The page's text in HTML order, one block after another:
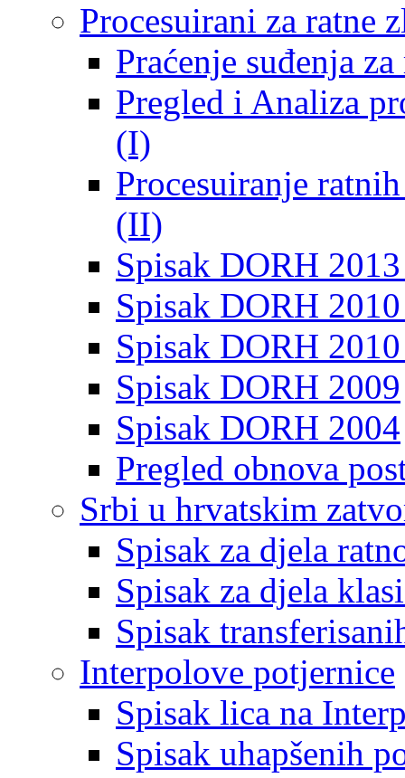
Procesuirani za ratne
Praćenje suđenja
Pregled i Analiza
(I)
Procesuiranje
(II)
Spisak DORH
Spisak DORH
Spisak DORH
Spisak DORH 2009
Spisak DORH 2004
Pregled obnova
Srbi u hrvatskim
Spisak za djela
Spisak za djela
Spisak
Interpolove potjernice
Spisak lica na
Spisak uhapšenih